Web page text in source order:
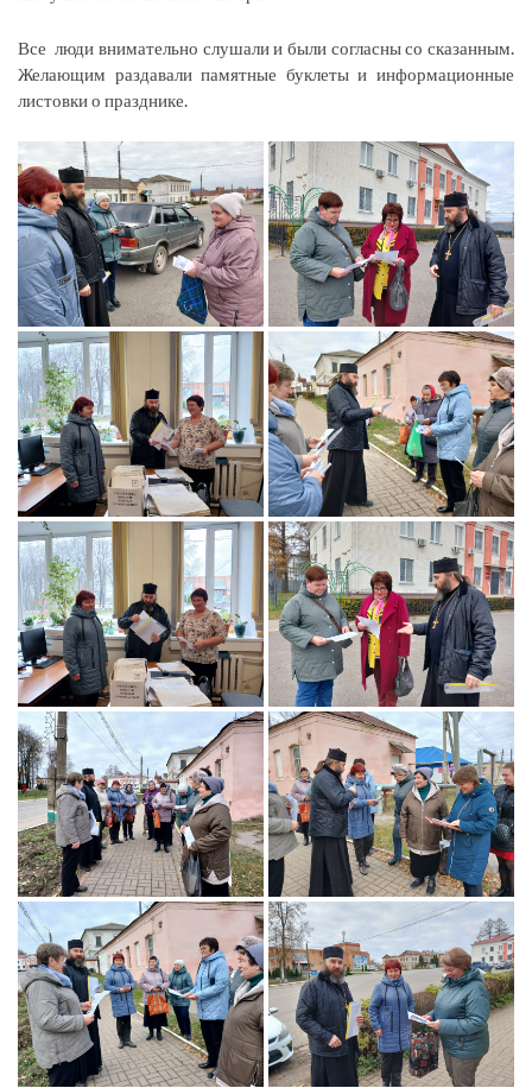
Все люди внимательно слушали и были согласны со сказанным.
Желающим раздавали памятные буклеты и информационные
листовки о празднике.